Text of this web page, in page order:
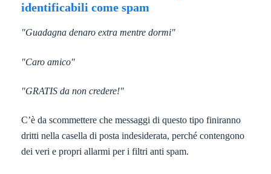
identificabili come spam
"Guadagna denaro extra mentre dormi"
"Caro amico"
"GRATIS da non credere!"
C’è da scommettere che messaggi di questo tipo finiranno
dritti nella casella di posta indesiderata, perché contengono
dei veri e propri allarmi per i filtri anti spam.